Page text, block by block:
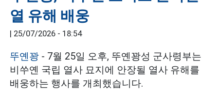
열 유해 배웅
| 25/07/2026 - 18:54
뚜옌꽝 - 7월 25일 오후, 뚜옌꽝성 군사령부는
비쑤옌 국립 열사 묘지에 안장될 열사 유해를
배웅하는 행사를 개최했습니다.